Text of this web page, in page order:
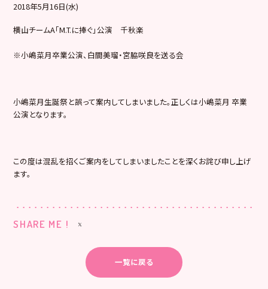
2018年5月16日(水)
横山チームA「M.T.に捧ぐ」公演 千秋楽
※小嶋菜月卒業公演、白間美瑠・宮脇咲良を送る会
小嶋菜月生誕祭と誤って案内してしまいました。正しくは小嶋菜月 卒業
公演となります。
この度は混乱を招くご案内をしてしまいましたことを深くお詫び申し上げ
ます。
SHARE ME !
一覧に戻る